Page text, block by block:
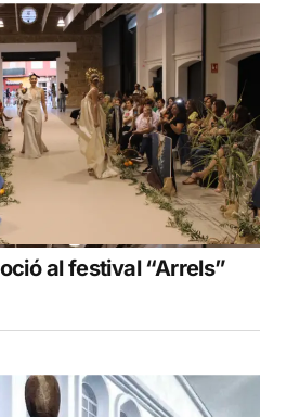
al festival “Arrels”